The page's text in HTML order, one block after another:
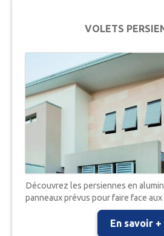
VOLETS
Découvrez les persiennes en
panneaux prévus pour faire face
En savoir +